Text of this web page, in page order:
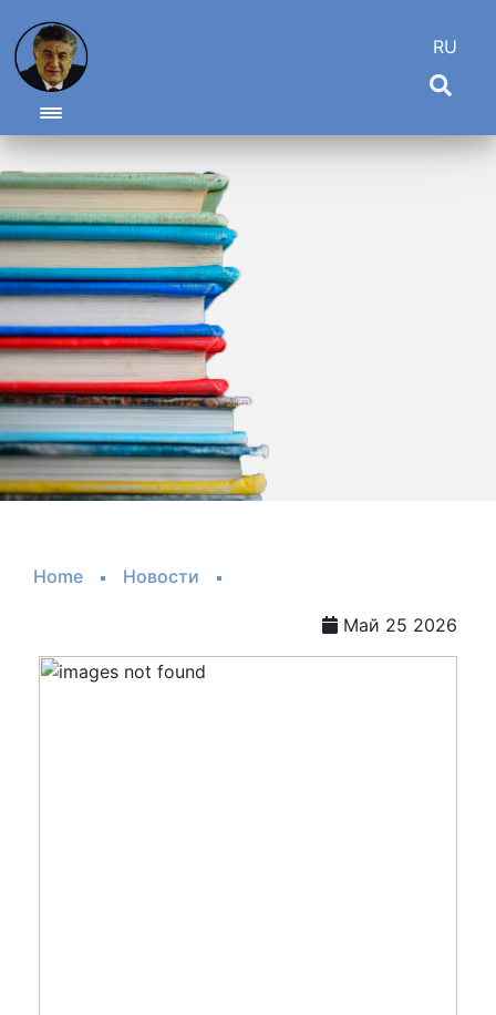
RU
Home Новости
Май 25 2026